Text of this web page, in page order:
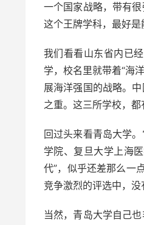
一个国家战略，带有
这个王牌学科，最好是
我们看看山东省内已
学，校名里就带着“海
展海洋强国的战略。
之重。这三所学校，都
回过头来看青岛大学
学院、复旦大学上海
代”，似乎还差那么一
竞争激烈的评选中，没
当然，青岛大学自己